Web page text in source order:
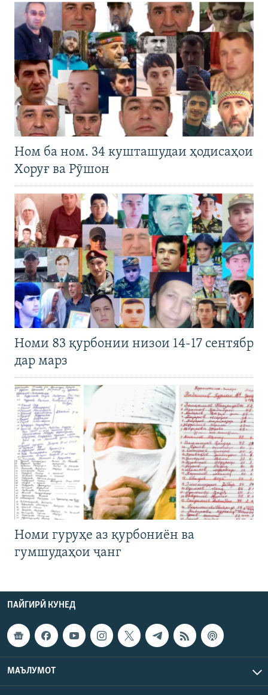
Ном ба ном. 34 кушташудаи ҳодисаҳои
Хоруғ ва Рӯшон
Номи 83 қурбонии низои 14-17 сентябр
дар марз
Номи гуруҳе аз қурбониён ва
гумшудаҳои ҷанг
ПАЙГИРӢ КУНЕД
МАЪЛУМОТ